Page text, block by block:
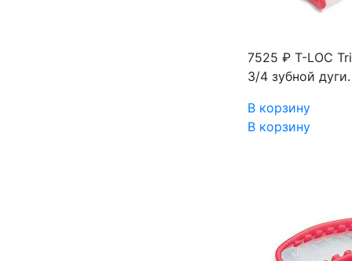
7525 ₽ T-LOC
3/4 зубной дуги.
В корзину
В корзину